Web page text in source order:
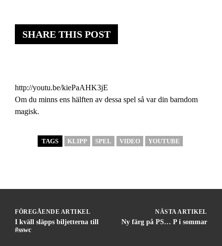
SHARE THIS POST
http://youtu.be/kiePaAHK3jE
Om du minns ens hälften av dessa spel så var din barndom
magisk.
TAGS KLIPP SPEL VIDEO YOUTUBE
FÖREGÅENDE ARTIKEL
I kväll släpps biljetterna till
#sswc
NÄSTA ARTIKEL
Ny färg på PS… P i sommar